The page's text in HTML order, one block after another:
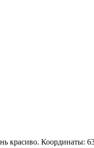
красиво. Координаты: